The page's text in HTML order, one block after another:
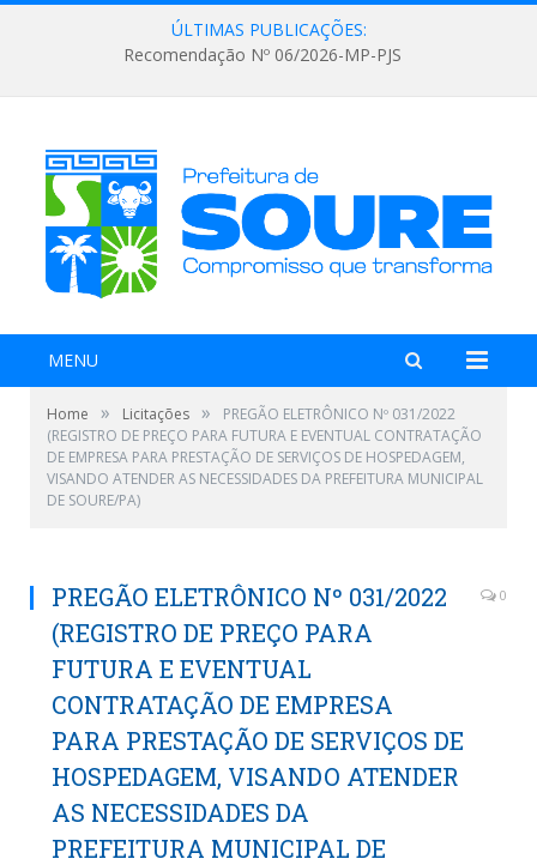
ÚLTIMAS PUBLICAÇÕES:
Recomendação Nº 06/2026-MP-PJS
MENU
Home » Licitações »
PREGÃO ELETRÔNICO Nº 031/2022
(REGISTRO DE PREÇO PARA FUTURA E EVENTUAL CONTRATAÇÃO
DE EMPRESA PARA PRESTAÇÃO DE SERVIÇOS DE HOSPEDAGEM,
VISANDO ATENDER AS NECESSIDADES DA PREFEITURA MUNICIPAL
DE SOURE/PA)
PREGÃO ELETRÔNICO Nº 031/2022
(REGISTRO DE PREÇO PARA
FUTURA E EVENTUAL
CONTRATAÇÃO DE EMPRESA
PARA PRESTAÇÃO DE SERVIÇOS DE
HOSPEDAGEM, VISANDO ATENDER
AS NECESSIDADES DA
PREFEITURA MUNICIPAL DE
0